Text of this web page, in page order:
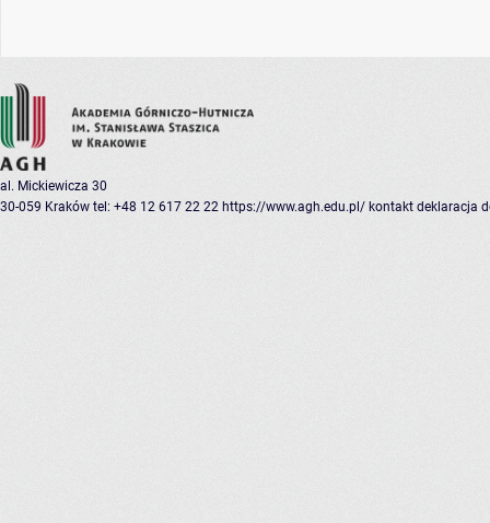
al. Mickiewicza 30
30-059 Kraków tel: +48 12 617 22 22 https://www.agh.edu.pl/ kontakt deklaracja